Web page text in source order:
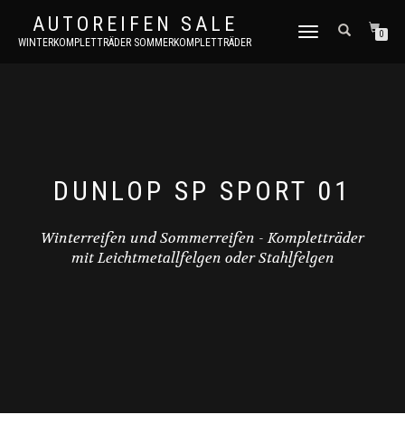
AUTOREIFEN SALE
WINTERKOMPLETTRÄDER SOMMERKOMPLETTRÄDER
TOGGLE
0
DUNLOP SP SPORT 01
Winterreifen und Sommerreifen - Kompletträder
mit Leichtmetallfelgen oder Stahlfelgen